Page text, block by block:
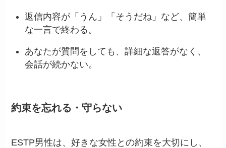
返信内容が「うん」「そうだね」など、簡単
な一言で終わる。
あなたが質問をしても、詳細な返答がなく、
会話が続かない。
約束を忘れる・守らない
ESTP男性は、好きな女性との約束を大切にし、